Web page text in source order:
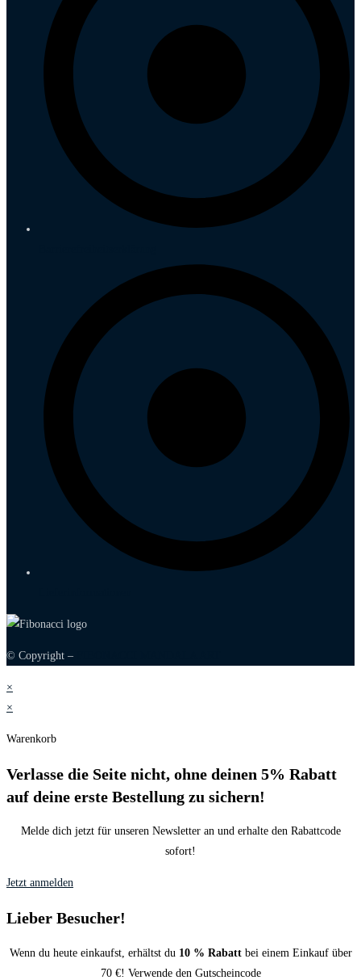
© Copyright –
×
×
Warenkorb
Verlasse die Seite nicht, ohne deinen 5% Rabatt
auf deine erste Bestellung zu sichern!
Melde dich jetzt für unseren Newsletter an und erhalte den Rabattcode
sofort!
Jetzt anmelden
Lieber Besucher!​
Wenn du heute einkaufst, erhältst du 10 % Rabattbei einem Einkauf über
70 €! Verwende den Gutscheincode